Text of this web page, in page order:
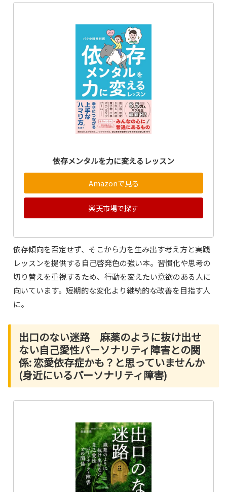
依存メンタルを力に変えるレッスン
Amazonで見る
楽天市場で探す
依存傾向を否定せず、そこから力を生み出す考え方と実践
レッスンを提供する自己啓発色の強い本。習慣化や思考の
切り替えを重視するため、行動を変えたい意欲のある人に
向いています。短期的な変化より継続的な改善を目指す人
に。
出口のない迷路 麻薬のように抜け出せ
ない自己愛性パーソナリティ障害との関
係: 恋愛依存症かも？と思っていませんか
(身近にいるパーソナリティ障害)